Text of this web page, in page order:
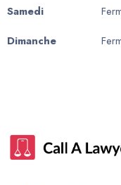
Samedi
Dimanche